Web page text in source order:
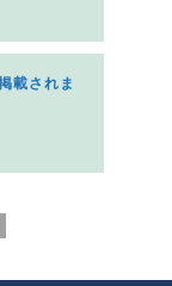
載されま